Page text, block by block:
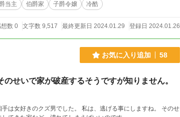
当主 伯爵家 子爵令嬢 冷酷
数 0 文字数 9,517 最終更新日 2024.01.29 登録日 2024.01.26
お気に入り追加 58
せいで家が破産するそうですが知りません。
は女好きのクズ男でした。 私は、逃げる事にしますね。 そのせ